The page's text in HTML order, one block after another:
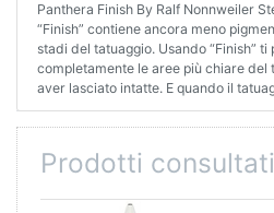
Panthera Finish By Ralf Nonnweiler
“Finish” contiene ancora meno
stadi del tatuaggio. Usando “Finish”
completamente le aree più chiare del
aver lasciato intatte. E quando il
Prodotti